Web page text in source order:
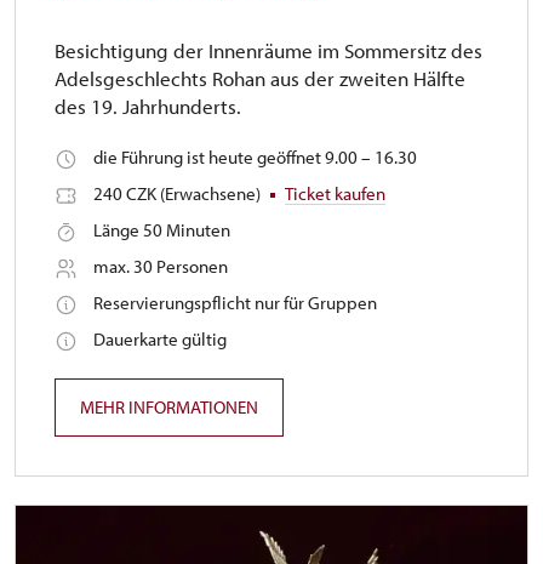
Besichtigung der Innenräume im Sommersitz des
Adelsgeschlechts Rohan aus der zweiten Hälfte
des 19. Jahrhunderts.
die Führung ist heute geöffnet 9.00 – 16.30
240 CZK (Erwachsene)
Ticket kaufen
Länge 50 Minuten
max. 30 Personen
Reservierungspflicht nur für Gruppen
Dauerkarte gültig
MEHR INFORMATIONEN